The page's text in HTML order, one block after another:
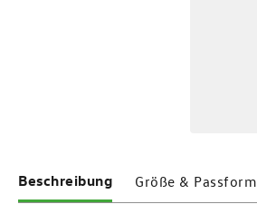
Beschreibung Größe & Passform